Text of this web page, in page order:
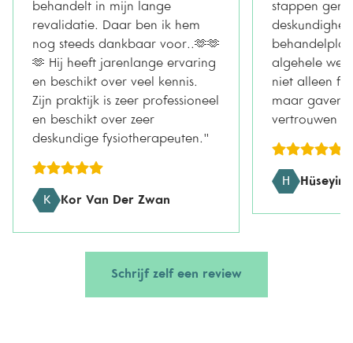
behandelt in mijn lange
revalidatie. Daar ben ik hem
nog steeds dankbaar voor..🫶🫶
🫶 Hij heeft jarenlange ervaring
en beschikt over veel kennis.
Zijn praktijk is zeer professioneel
en beschikt over zeer
deskundige fysiotherapeuten."
K Kor Van Der Zwan
stappen
algehele
niet alleen
maar gaven
vertrouwen
H Hüseyin
Schrijf zelf een review